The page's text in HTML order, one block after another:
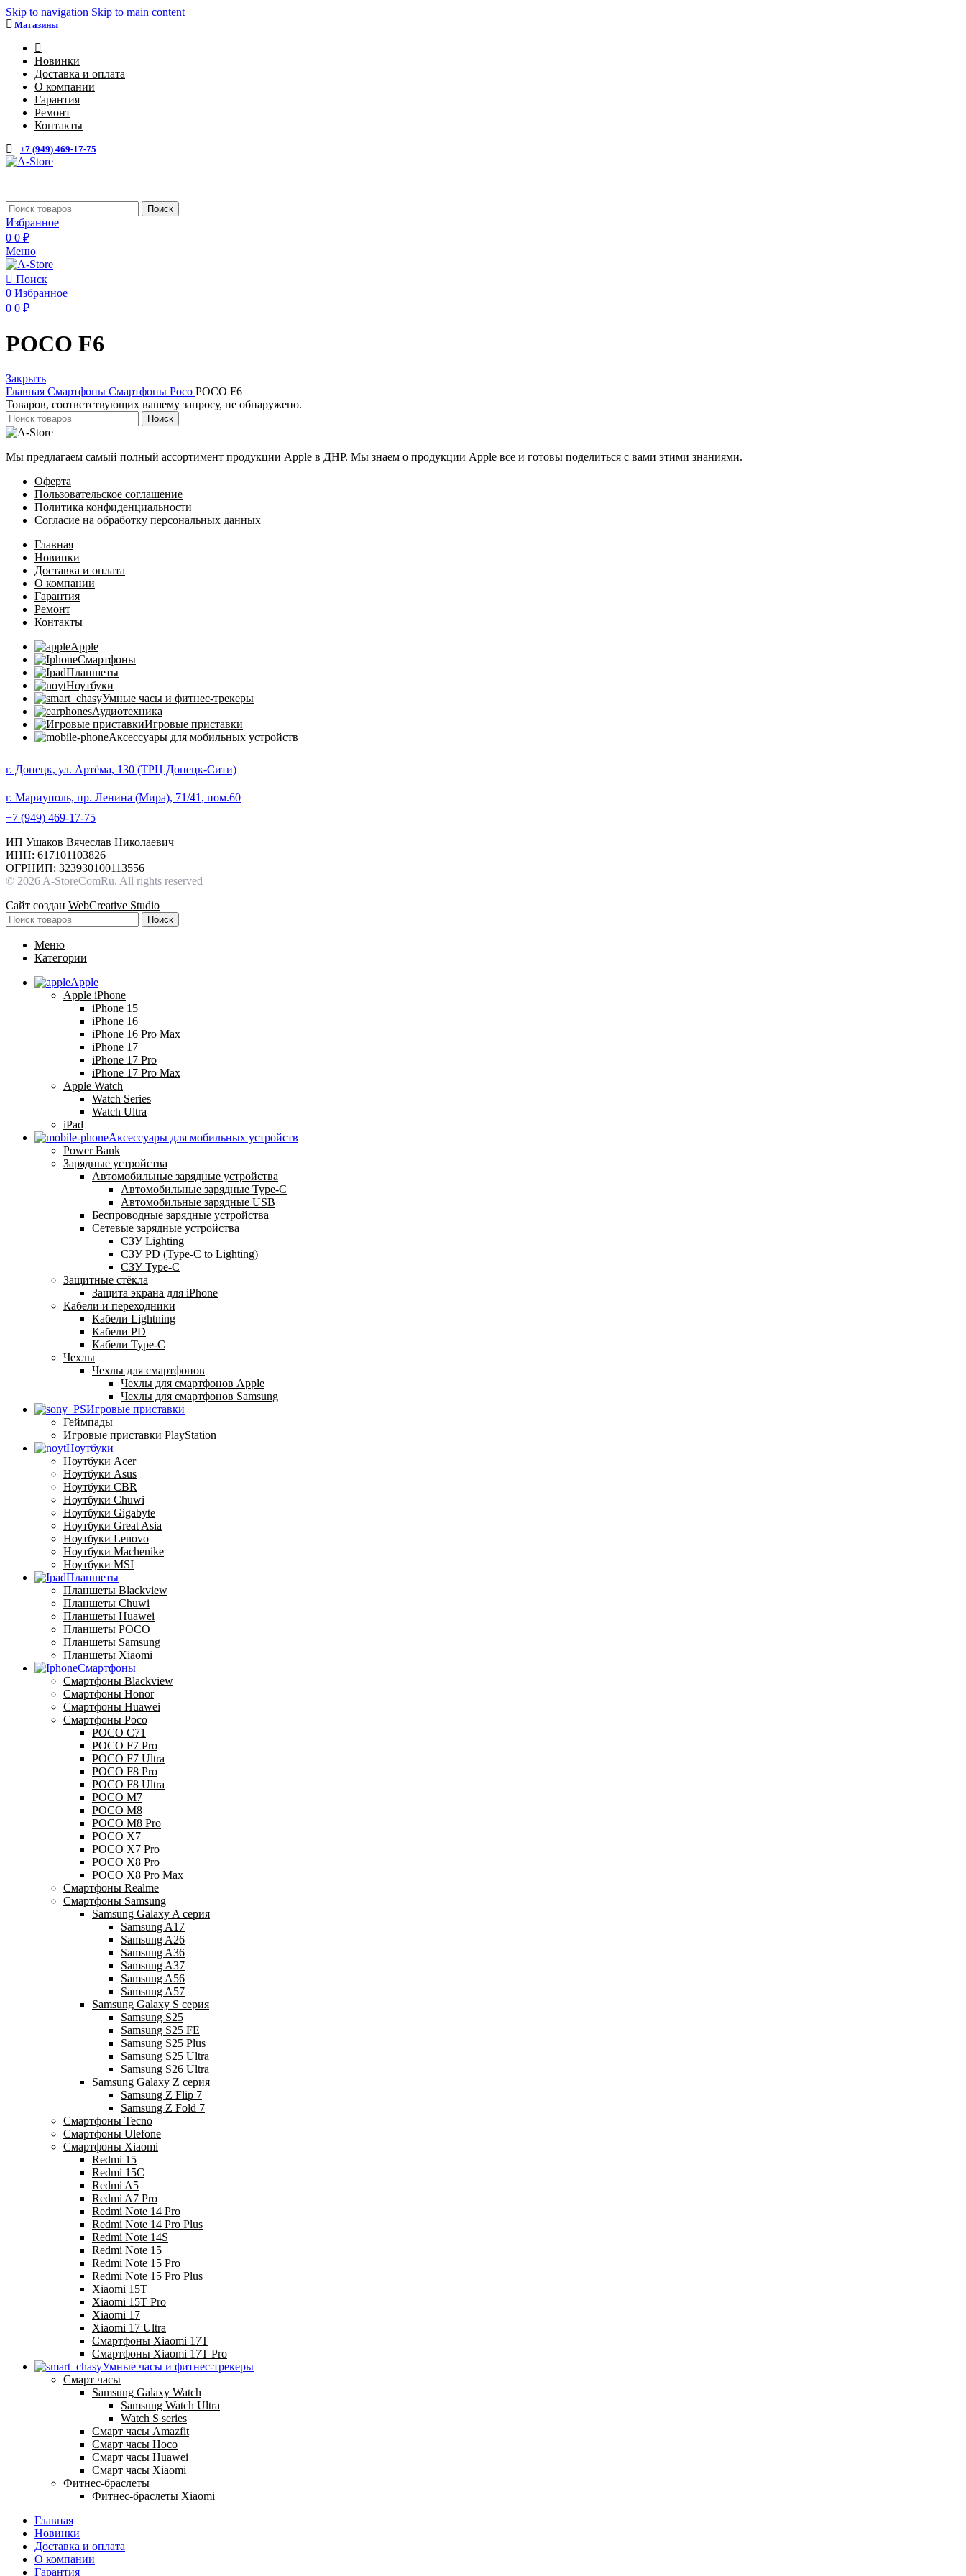
Skip to navigation Skip to main content
Магазины
Новинки
Доставка и оплата
О компании
Гарантия
Ремонт
Контакты
+7 (949) 469-17-75
Поиск
Избранное
0 0 ₽
Меню
Поиск
0 Избранное
0 0 ₽
POCO F6
Закрыть
Главная Смартфоны Смартфоны Poco POCO F6
Товаров, соответствующих вашему запросу, не обнаружено.
Поиск
Мы предлагаем самый полный ассортимент продукции Apple в ДНР. Мы знаем о продукции Apple все и готовы поделиться с вами этими знаниями.
Оферта
Пользовательское соглашение
Политика конфиденциальности
Согласие на обработку персональных данных
Главная
Новинки
Доставка и оплата
О компании
Гарантия
Ремонт
Контакты
Apple
Смартфоны
Планшеты
Ноутбуки
Умные часы и фитнес-трекеры
Аудиотехника
Игровые приставки
Аксессуары для мобильных устройств
г. Донецк, ул. Артёма, 130 (ТРЦ Донецк-Сити)
г. Мариуполь, пр. Ленина (Мира), 71/41, пом.60
+7 (949) 469-17-75
ИП Ушаков Вячеслав Николаевич
ИНН: 617101103826
ОГРНИП: 323930100113556
© 2026 A-StoreComRu. All rights reserved
Сайт создан WebCreative Studio
Поиск
Меню
Категории
Apple
Apple iPhone
iPhone 15
iPhone 16
iPhone 16 Pro Max
iPhone 17
iPhone 17 Pro
iPhone 17 Pro Max
Apple Watch
Watch Series
Watch Ultra
iPad
Аксессуары для мобильных устройств
Power Bank
Зарядные устройства
Автомобильные зарядные устройства
Автомобильные зарядные Type-C
Автомобильные зарядные USB
Беспроводные зарядные устройства
Сетевые зарядные устройства
СЗУ Lighting
СЗУ PD (Type-C to Lighting)
СЗУ Type-C
Защитные стёкла
Защита экрана для iPhone
Кабели и переходники
Кабели Lightning
Кабели PD
Кабели Type-C
Чехлы
Чехлы для смартфонов
Чехлы для смартфонов Apple
Чехлы для смартфонов Samsung
Игровые приставки
Геймпады
Игровые приставки PlayStation
Ноутбуки
Ноутбуки Acer
Ноутбуки Asus
Ноутбуки CBR
Ноутбуки Chuwi
Ноутбуки Gigabyte
Ноутбуки Great Asia
Ноутбуки Lenovo
Ноутбуки Machenike
Ноутбуки MSI
Планшеты
Планшеты Blackview
Планшеты Chuwi
Планшеты Huawei
Планшеты POCO
Планшеты Samsung
Планшеты Xiaomi
Смартфоны
Смартфоны Blackview
Смартфоны Honor
Смартфоны Huawei
Смартфоны Poco
POCO C71
POCO F7 Pro
POCO F7 Ultra
POCO F8 Pro
POCO F8 Ultra
POCO M7
POCO M8
POCO M8 Pro
POCO X7
POCO X7 Pro
POCO X8 Pro
POCO X8 Pro Max
Смартфоны Realme
Смартфоны Samsung
Samsung Galaxy A серия
Samsung A17
Samsung A26
Samsung A36
Samsung A37
Samsung A56
Samsung A57
Samsung Galaxy S серия
Samsung S25
Samsung S25 FE
Samsung S25 Plus
Samsung S25 Ultra
Samsung S26 Ultra
Samsung Galaxy Z серия
Samsung Z Flip 7
Samsung Z Fold 7
Смартфоны Tecno
Смартфоны Ulefone
Смартфоны Xiaomi
Redmi 15
Redmi 15C
Redmi A5
Redmi A7 Pro
Redmi Note 14 Pro
Redmi Note 14 Pro Plus
Redmi Note 14S
Redmi Note 15
Redmi Note 15 Pro
Redmi Note 15 Pro Plus
Xiaomi 15T
Xiaomi 15T Pro
Xiaomi 17
Xiaomi 17 Ultra
Смартфоны Xiaomi 17Т
Смартфоны Xiaomi 17Т Pro
Умные часы и фитнес-трекеры
Смарт часы
Samsung Galaxy Watch
Samsung Watch Ultra
Watch S series
Смарт часы Amazfit
Смарт часы Hoco
Смарт часы Huawei
Смарт часы Xiaomi
Фитнес-браслеты
Фитнес-браслеты Xiaomi
Главная
Новинки
Доставка и оплата
О компании
Гарантия